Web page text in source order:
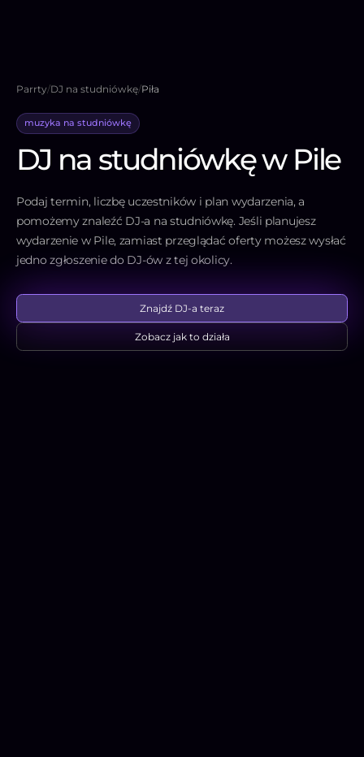
Parrty/DJ na studniówkę/Piła
muzyka na studniówkę
DJ na studniówkę w Pile
Podaj termin, liczbę uczestników i plan wydarzenia, a
pomożemy znaleźć DJ-a na studniówkę. Jeśli planujesz
wydarzenie w Pile, zamiast przeglądać oferty możesz wysłać
jedno zgłoszenie do DJ-ów z tej okolicy.
Znajdź DJ-a teraz
Zobacz jak to działa